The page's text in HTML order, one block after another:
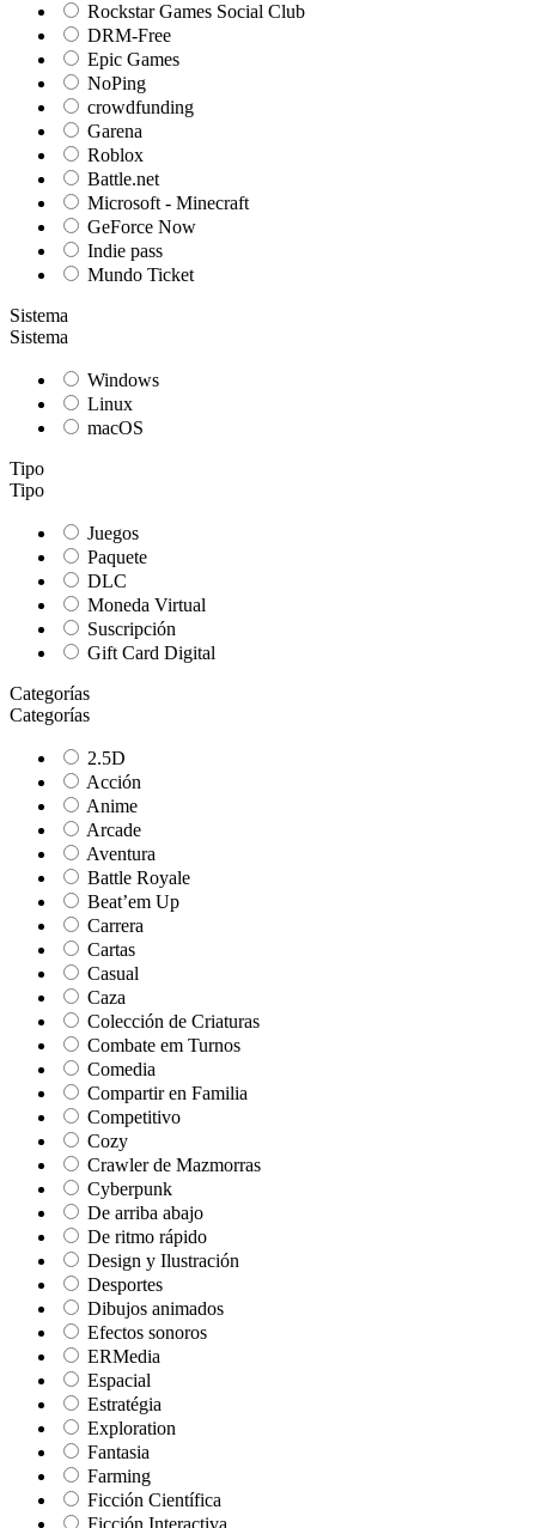
Rockstar Games Social Club
DRM-Free
Epic Games
NoPing
crowdfunding
Garena
Roblox
Battle.net
Microsoft - Minecraft
GeForce Now
Indie pass
Mundo Ticket
Sistema
Sistema
Windows
Linux
macOS
Tipo
Tipo
Juegos
Paquete
DLC
Moneda Virtual
Suscripción
Gift Card Digital
Categorías
Categorías
2.5D
Acción
Anime
Arcade
Aventura
Battle Royale
Beat’em Up
Carrera
Cartas
Casual
Caza
Colección de Criaturas
Combate em Turnos
Comedia
Compartir en Familia
Competitivo
Cozy
Crawler de Mazmorras
Cyberpunk
De arriba abajo
De ritmo rápido
Design y Ilustración
Desportes
Dibujos animados
Efectos sonoros
ERMedia
Espacial
Estratégia
Exploration
Fantasia
Farming
Ficción Científica